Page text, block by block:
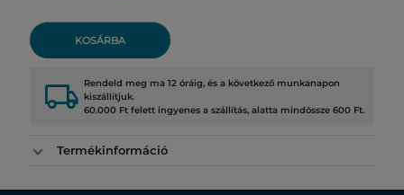
KOSÁRBA
local_shipping Rendeld meg ma 12 óráig, és a következő munkanapon
kiszállítjuk.
60.000 Ft felett ingyenes a szállítás, alatta mindössze 600 Ft.
Termékinformáció